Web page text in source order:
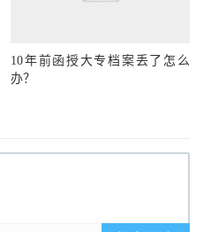
10年前函授大专档案丢了怎么
办？